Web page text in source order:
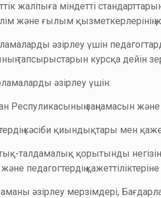
жалпыға міндетті
және ғылым қызметкерлерінің
әзірлеу үшін
тапсырыстарын курсқа дейін
әзірлеу үшін:
Респуликасының заңнамасын
кәсіби қиындықтары мен
талдамалық қорытынды
және педагогтердің
әзірлеу мерзімдері,